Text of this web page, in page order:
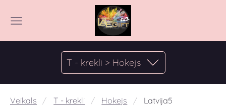
T - krekli > Hokejs
Veikals T - krekli Hokejs Latvija5